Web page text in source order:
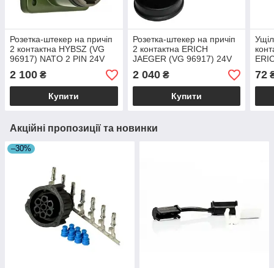
Розетка-штекер на причіп
2 контактна HYBSZ (VG
96917) NATO 2 PIN 24V
2 100 ₴
Купити
Розетка-штекер на причіп
2 контактна ERICH
JAEGER (VG 96917) 24V
2 040₴
Купити
72
Акційні пропозиції та новинки
–30%